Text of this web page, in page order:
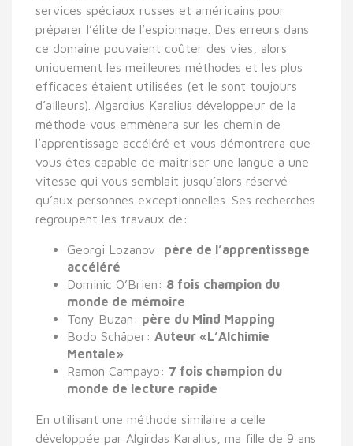
services spéciaux russes et américains pour
préparer l’élite de l’espionnage. Des erreurs dans
ce domaine pouvaient coûter des vies, alors
uniquement les meilleures méthodes et les plus
efficaces étaient utilisées (et le sont toujours
d’ailleurs). Algardius Karalius développeur de la
méthode vous emmènera sur les chemin de
l’apprentissage accéléré et vous démontrera que
vous êtes capable de maitriser une langue à une
vitesse qui vous semblait jusqu’alors réservé
qu’aux personnes exceptionnelles. Ses recherches
regroupent les travaux de:
Georgi Lozanov: père de l’apprentissage
accéléré
Dominic O’Brien: 8 fois champion du
monde de mémoire
Tony Buzan: père du Mind Mapping
Bodo Schäper: Auteur «L’Alchimie
Mentale»
Ramon Campayo: 7 fois champion du
monde de lecture rapide
En utilisant une méthode similaire a celle
développée par Algirdas Karalius, ma fille de 9 ans